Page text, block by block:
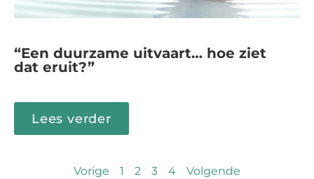
“Een duurzame uitvaart… hoe ziet
dat eruit?”
Lees verder
Vorige 1 2 3 4 Volgende